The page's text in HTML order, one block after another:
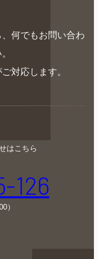
何でもお問い合わ
対応します。
はこちら
126
）